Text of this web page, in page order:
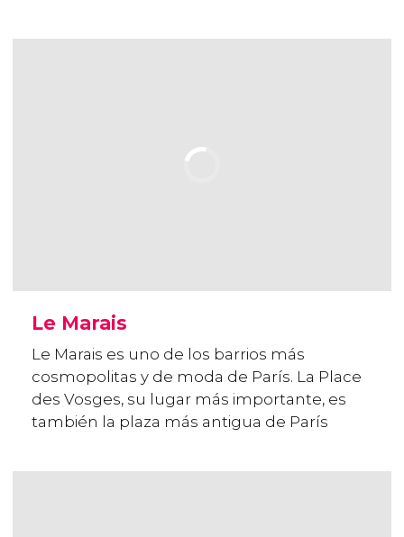
Le Marais
Le Marais es uno de los barrios más
cosmopolitas y de moda de París. La Place
des Vosges, su lugar más importante, es
también la plaza más antigua de París